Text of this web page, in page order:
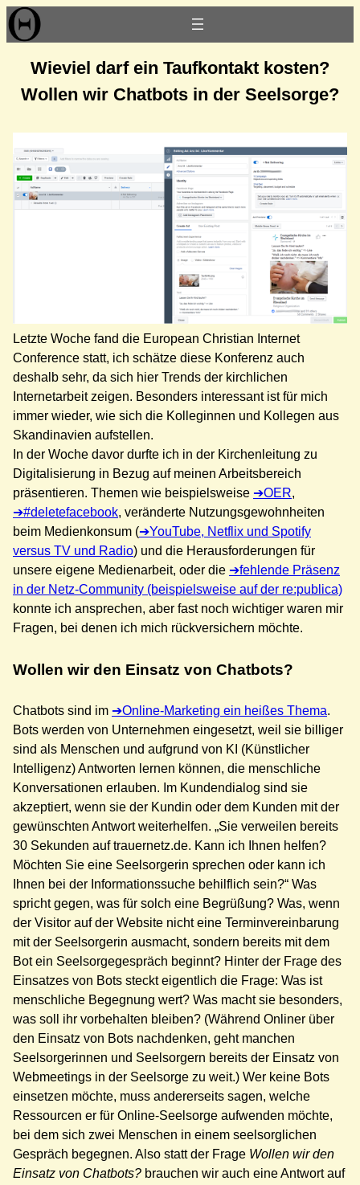
Zum
Inhalt
Wieviel darf ein Taufkontakt kosten?
Wollen wir Chatbots in der Seelsorge?
Letzte Woche fand die European Christian Internet
Conference statt, ich schätze diese Konferenz auch
deshalb sehr, da sich hier Trends der kirchlichen
Internetarbeit zeigen. Besonders interessant ist für mich
immer wieder, wie sich die Kolleginnen und Kollegen aus
Skandinavien aufstellen.
In der Woche davor durfte ich in der Kirchenleitung zu
Digitalisierung in Bezug auf meinen Arbeitsbereich
präsentieren. Themen wie beispielsweise
OER,
#deletefacebook, veränderte Nutzungsgewohnheiten
beim Medienkonsum (
YouTube, Netflix und Spotify
versus TV und Radio) und die Herausforderungen für
unsere eigene Medienarbeit, oder die
fehlende Präsenz
in der Netz-Community (beispielsweise auf der re:publica)
konnte ich ansprechen, aber fast noch wichtiger waren mir
Fragen, bei denen ich mich rückversichern möchte.
Wollen wir den Einsatz von Chatbots?
Chatbots sind im Online-Marketing ein heißes Thema.
Bots werden von Unternehmen eingesetzt, weil sie billiger
sind als Menschen und aufgrund von KI (Künstlicher
Intelligenz) Antworten lernen können, die menschliche
Konversationen erlauben. Im Kundendialog sind sie
akzeptiert, wenn sie der Kundin oder dem Kunden mit der
gewünschten Antwort weiterhelfen. „Sie verweilen bereits
30 Sekunden auf trauernetz.de. Kann ich Ihnen helfen?
Möchten Sie eine Seelsorgerin sprechen oder kann ich
Ihnen bei der Informationssuche behilflich sein?“ Was
spricht gegen, was für solch eine Begrüßung? Was, wenn
der Visitor auf der Website nicht eine Terminvereinbarung
mit der Seelsorgerin ausmacht, sondern bereits mit dem
Bot ein Seelsorgegespräch beginnt? Hinter der Frage des
Einsatzes von Bots steckt eigentlich die Frage: Was ist
menschliche Begegnung wert? Was macht sie besonders,
was soll ihr vorbehalten bleiben? (Während Onliner über
den Einsatz von Bots nachdenken, geht manchen
Seelsorgerinnen und Seelsorgern bereits der Einsatz von
Webmeetings in der Seelsorge zu weit.) Wer keine Bots
einsetzen möchte, muss andererseits sagen, welche
Ressourcen er für Online-Seelsorge aufwenden möchte,
bei dem sich zwei Menschen in einem seelsorglichen
Gespräch begegnen. Also statt der Frage Wollen wir den
Einsatz von Chatbots? brauchen wir auch eine Antwort auf